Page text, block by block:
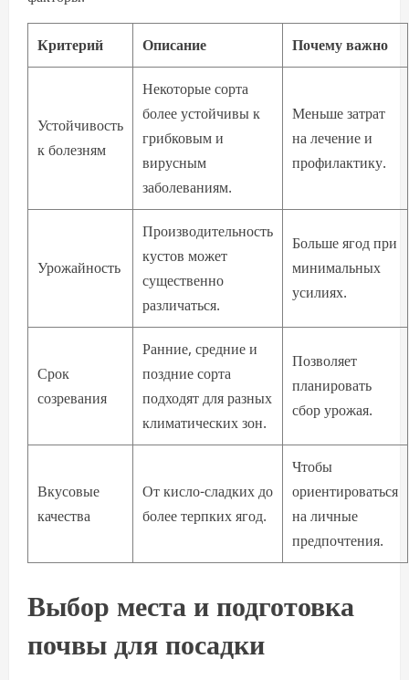
Критерий Описание Почему важно
Устойчивость
к болезням
Некоторые сорта
более устойчивы к
грибковым и
вирусным
заболеваниям.
Меньше затрат
на лечение и
профилактику.
Урожайность
Производительность
кустов может
существенно
различаться.
Больше ягод при
минимальных
усилиях.
Срок
созревания
Ранние, средние и
поздние сорта
подходят для разных
климатических зон.
Позволяет
планировать
сбор урожая.
Вкусовые
качества
От кисло-сладких до
более терпких ягод.
Чтобы
ориентироваться
на личные
предпочтения.
Выбор места и подготовка
почвы для посадки